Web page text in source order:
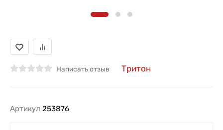
Написать отзыв Тритон
Артикул 253876